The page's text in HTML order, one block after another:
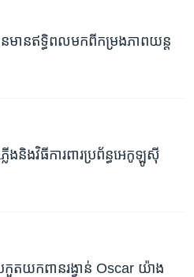
មាន​ឥទ្ធិពល​មកពី​កម្រង​ភាពយន្ត​
លើង​និង​វិធី​ការពារ​ប្រព័ន្ធ​អេកូឡូស៊ី​
តយកពានរង្វាន់ Oscar យ៉ាង